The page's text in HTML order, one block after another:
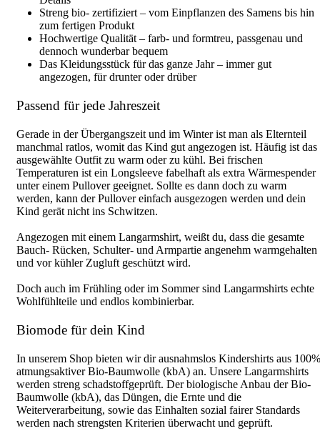
Streng bio- zertifiziert – vom Einpflanzen des Samens bis hin
zum fertigen Produkt
Hochwertige Qualität – farb- und formtreu, passgenau und
dennoch wunderbar bequem
Das Kleidungsstück für das ganze Jahr – immer gut
angezogen, für drunter oder drüber
Passend für jede Jahreszeit
Gerade in der Übergangszeit und im Winter ist man als Elternteil
manchmal ratlos, womit das Kind gut angezogen ist. Häufig ist das
ausgewählte Outfit zu warm oder zu kühl. Bei frischen
Temperaturen ist ein Longsleeve fabelhaft als extra Wärmespender
unter einem Pullover geeignet. Sollte es dann doch zu warm
werden, kann der Pullover einfach ausgezogen werden und dein
Kind gerät nicht ins Schwitzen.
Angezogen mit einem Langarmshirt, weißt du, dass die gesamte
Bauch- Rücken, Schulter- und Armpartie angenehm warmgehalten
und vor kühler Zugluft geschützt wird.
Doch auch im Frühling oder im Sommer sind Langarmshirts echte
Wohlfühlteile und endlos kombinierbar.
Biomode für dein Kind
In unserem Shop bieten wir dir ausnahmslos Kindershirts aus 100%
atmungsaktiver Bio-Baumwolle (kbA) an. Unsere Langarmshirts
werden streng schadstoffgeprüft. Der biologische Anbau der Bio-
Baumwolle (kbA), das Düngen, die Ernte und die
Weiterverarbeitung, sowie das Einhalten sozial fairer Standards
werden nach strengsten Kriterien überwacht und geprüft.